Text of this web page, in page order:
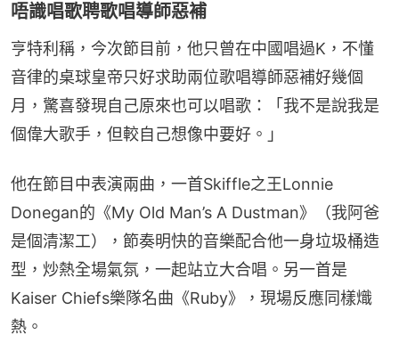
唔識唱歌聘歌唱導師惡補
亨特利稱，今次節目前，他只曾在中國唱過K，不懂
音律的桌球皇帝只好求助兩位歌唱導師惡補好幾個
月，驚喜發現自己原來也可以唱歌：「我不是說我是
個偉大歌手，但較自己想像中要好。」
他在節目中表演兩曲，一首Skiffle之王Lonnie
Donegan的《My Old Man’s A Dustman》（我阿爸
是個清潔工），節奏明快的音樂配合他一身垃圾桶造
型，炒熱全場氣氛，一起站立大合唱。另一首是
Kaiser Chiefs樂隊名曲《Ruby》，現場反應同樣熾
熱。